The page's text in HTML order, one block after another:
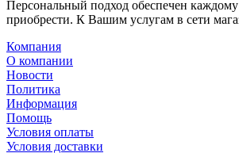
Персональный подход обеспечен
приобрести. К Вашим услугам в сети
Компания
О компании
Новости
Политика
Информация
Помощь
Условия оплаты
Условия доставки